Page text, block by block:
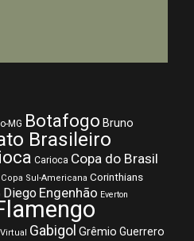
MG Botafogo Bruno
Brasileiro
Carioca Copa do Brasil
Copa Sul-Americana Corinthians
Diego Engenhão Everton
Gabigol Grêmio Guerrero